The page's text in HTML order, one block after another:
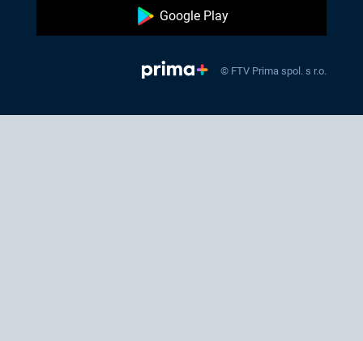
Google Play
© FTV Prima spol. s r.o.